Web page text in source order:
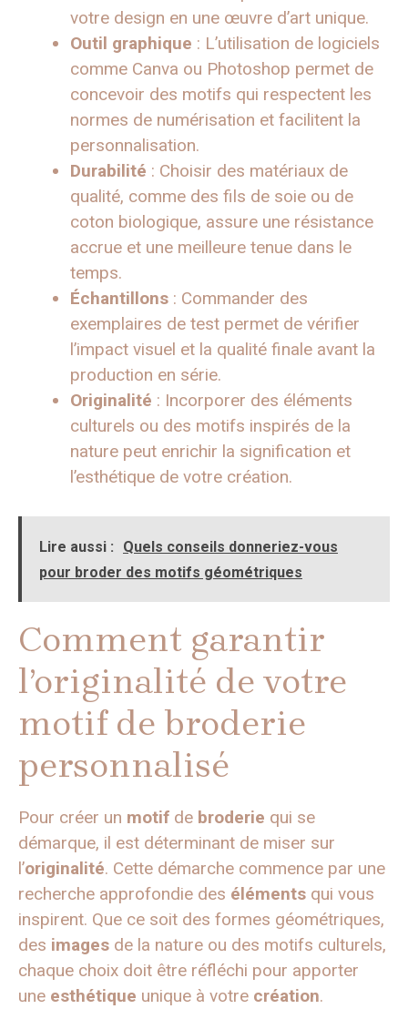
votre design en une œuvre d’art unique.
Outil graphique : L’utilisation de logiciels
comme Canva ou Photoshop permet de
concevoir des motifs qui respectent les
normes de numérisation et facilitent la
personnalisation.
Durabilité : Choisir des matériaux de
qualité, comme des fils de soie ou de
coton biologique, assure une résistance
accrue et une meilleure tenue dans le
temps.
Échantillons : Commander des
exemplaires de test permet de vérifier
l’impact visuel et la qualité finale avant la
production en série.
Originalité : Incorporer des éléments
culturels ou des motifs inspirés de la
nature peut enrichir la signification et
l’esthétique de votre création.
Lire aussi :
Quels conseils donneriez-vous
pour broder des motifs géométriques
Comment garantir
l’originalité de votre
motif de broderie
personnalisé
Pour créer un motif de broderie qui se
démarque, il est déterminant de miser sur
l’originalité. Cette démarche commence par une
recherche approfondie des éléments qui vous
inspirent. Que ce soit des formes géométriques,
des images de la nature ou des motifs culturels,
chaque choix doit être réfléchi pour apporter
une esthétique unique à votre création.